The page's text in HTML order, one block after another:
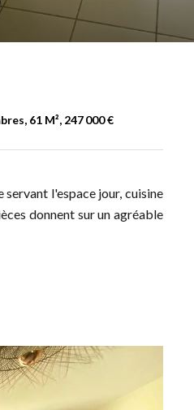
61 M², 247 000 €
l'espace jour, cuisine
donnent sur un agréable